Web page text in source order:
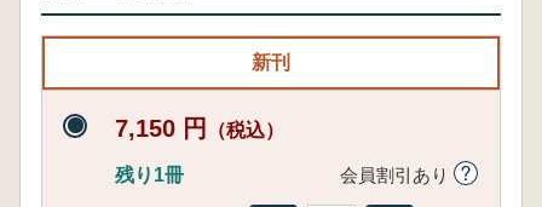
新刊
7,150 円 （税込）
残り1冊 会員割引あり